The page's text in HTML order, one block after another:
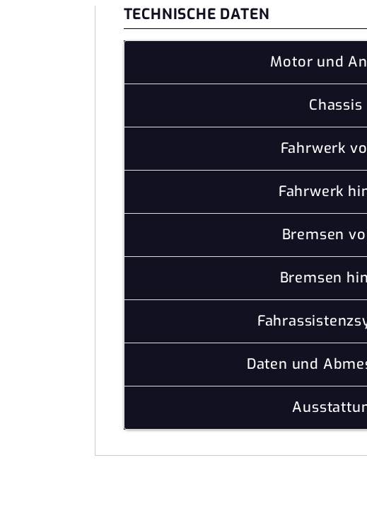
TECHNISCHE DATEN
Motor und
Chassis
Fahrwerk
Fahrwerk
Bremsen
Bremsen
Daten und